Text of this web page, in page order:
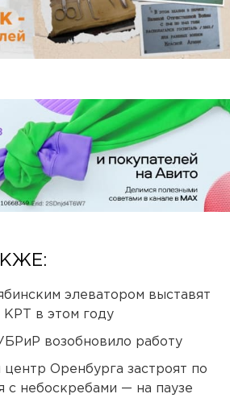
элеватором выставят
КРТ в этом году
возобновило работу
центр Оренбурга застроят по
с небоскребами — на паузе